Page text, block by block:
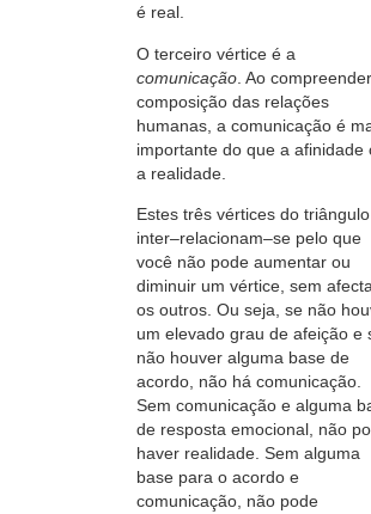
é real.
O terceiro vértice é a
comunicação . Ao
composição das relações
humanas, a comunicação é
importante do que a afinidade
a realidade.
Estes três vértices do triângulo
inter–relacionam–se pelo que
você não pode aumentar ou
diminuir um vértice, sem
os outros. Ou seja, se não
um elevado grau de afeição e
não houver alguma base de
acordo, não há comunicação.
Sem comunicação e alguma
de resposta emocional, não
haver realidade. Sem alguma
base para o acordo e
comunicação, não pode